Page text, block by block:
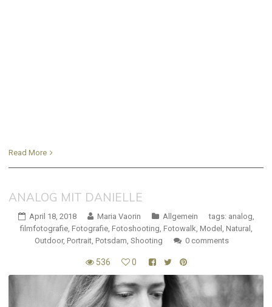
Read More
ANALOG MIT DANIELLE
April 18, 2018 Maria Vaorin Allgemein tags: analog,
filmfotografie, Fotografie, Fotoshooting, Fotowalk, Model , Natural ,
Outdoor, Portrait, Potsdam, Shooting 0 comments
536 0